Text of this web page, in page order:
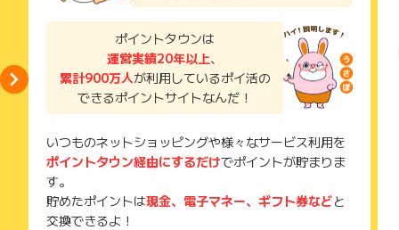
ポイントタウンは
運営実績20年以上、
累計900万人が利用しているポイ活の
できるポイントサイトなんだ！
いつものネットショッピングや様々なサービス利用を
ポイントタウン経由にするだけでポイントが貯まりま
す。
貯めたポイントは現金、電子マネー、ギフト券などと
交換できるよ！